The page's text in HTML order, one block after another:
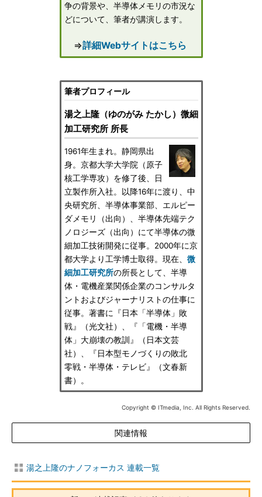
争の背景や、半導体メモリの市況な
どについて、筆者が講演します。
⇒詳細Webサイトはこちら
筆者プロフィール
湯之上隆（ゆのがみ たかし）微細
加工研究所 所長
1961年生まれ。静岡県出
身。京都大学大学院（原子
核工学専攻）を修了後、日
立製作所入社。以降16年に渡り、中
央研究所、半導体事業部、エルピー
ダメモリ（出向）、半導体先端テク
ノロジーズ（出向）にて半導体の微
細加工技術開発に従事。2000年に京
都大学より工学博士取得。現在、 微
細加工研究所の所長として、半導
体・電機産業関係企業のコンサルタ
ントおよびジャーナリストの仕事に
従事。著書に『日本「半導体」敗
戦』（光文社）、『「電機・半導
体」大崩壊の教訓』（日本文芸
社）、『日本型モノづくりの敗北
零戦・半導体・テレビ』（文春新
書）。
Copyright © ITmedia, Inc. All Rights Reserved.
関連情報
湯之上隆のナノフォーカス 連載一覧